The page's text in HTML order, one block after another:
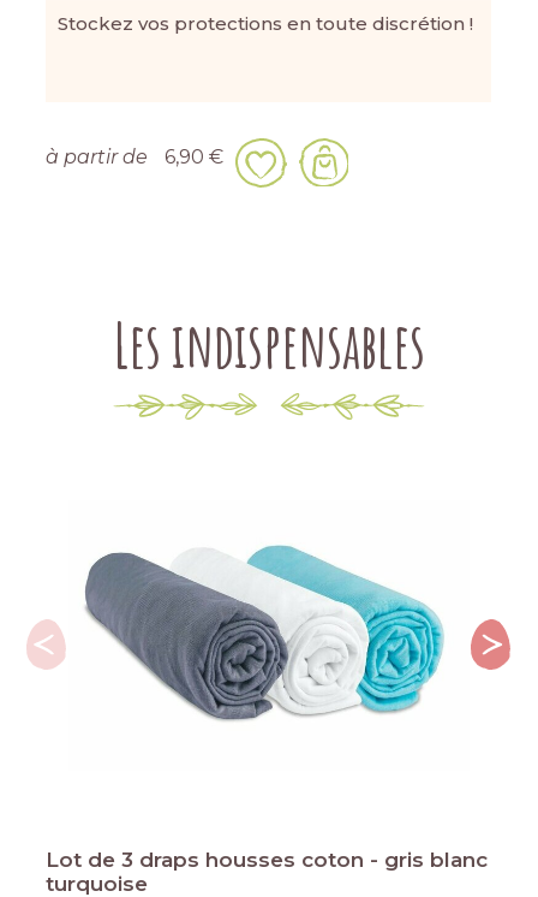
Stockez vos protections en toute discrétion !
à partir de 6,90 €
Les indispensables
Lot de 3 draps housses coton - gris blanc
turquoise